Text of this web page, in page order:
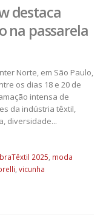
destaca
na passarela
Norte, em São Paulo,
os dias 18 e 20 de
intensa de
da indústria têxtil,
diversidade...
2025 moda
vicunha